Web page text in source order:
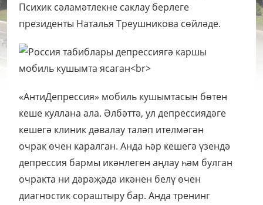
Психик сәламәтлекне саклау берлеге
президенты Наталья Треушникова сөйләде.
«АнтиДепрессия» мобиль кушымтасын бөтен
кеше куллана ала. Әлбәттә, ул депрессиядәге
кешегә клиник дәвалау таләп ителмәгән
очрак өчен каралган. Анда һәр кешегә үзендә
депрессия бармы икәнлеген аңлау һәм булган
очракта ни дәрәҗәдә икәнен белү өчен
диагностик сораштыру бар. Анда тренинг